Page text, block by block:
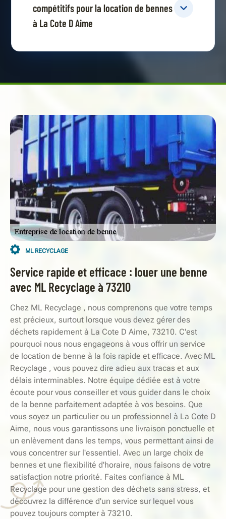
compétitifs pour la location de bennes
à La Cote D Aime
ML RECYCLAGE
Service rapide et efficace : louer une benne
avec ML Recyclage à 73210
Chez ML Recyclage , nous comprenons que votre temps
est précieux, surtout lorsque vous devez gérer des
déchets rapidement à La Cote D Aime, 73210. C'est
pourquoi nous nous engageons à vous offrir un service
de location de benne à la fois rapide et efficace. Avec ML
Recyclage , vous pouvez dire adieu aux tracas et aux
délais interminables. Notre équipe dédiée est à votre
écoute pour vous conseiller et vous guider dans le choix
de la benne parfaitement adaptée à vos besoins. Que
vous soyez un particulier ou un professionnel à La Cote D
Aime, nous vous garantissons une livraison ponctuelle et
un enlèvement dans les temps, vous permettant ainsi de
vous concentrer sur l'essentiel. Avec un large choix de
bennes et une flexibilité d'horaire, nous faisons de votre
satisfaction notre priorité. Faites confiance à ML
Recyclage pour une gestion des déchets sans stress, et
découvrez la différence d'un service sur lequel vous
pouvez toujours compter à 73210.